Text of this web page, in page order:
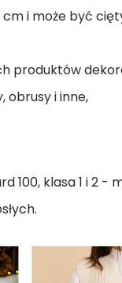
cm i może być
produktów
obrusy i inne,
100, klasa 1 i 2 -